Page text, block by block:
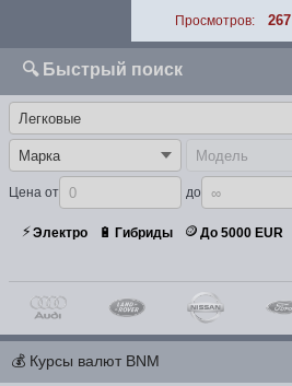
Просмотров: 267
🔍 Быстрый поиск
Цена от до
⚡Электро 🔋 Гибриды 🪙 До 5000 EUR
💰 Курсы валют BNM